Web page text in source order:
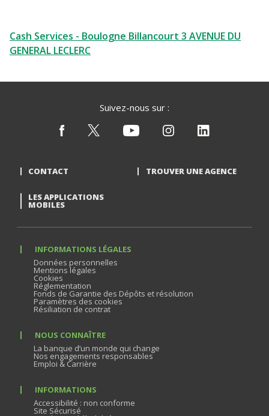
Cash Services - Boulogne Billancourt 3 AVENUE DU
GENERAL LECLERC
Suivez-nous sur :
CONTACT TROUVER UNE AGENCE
LES APPLICATIONS
MOBILES
INFORMATIONS LÉGALES
Données personnelles
Mentions légales
Cookies
Réglementation
Fonds de Garantie des Dépôts et résolution
Paramètres des cookies
Résiliation de contrat
NOUS CONNAÎTRE
La banque d’un monde qui change
Nos engagements responsables
Emploi & Carrière
INFORMATIONS
Accessibilité : non conforme
Site Sécurisé